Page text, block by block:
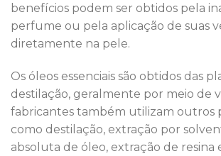
benefícios podem ser obtidos pela
perfume ou pela aplicação de suas
diretamente na pele.
Os óleos essenciais são obtidos das
destilação, geralmente por meio de
fabricantes também utilizam outros
como destilação, extração por
absoluta de óleo, extração de resina